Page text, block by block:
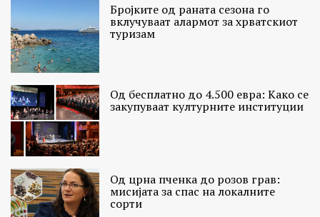
Бројките од раната сезона го
вклучуваат алармот за хрватскиот
туризам
Од бесплатно до 4.500 евра: Како се
закупуваат културните институции
Од црна пченка до розов грав:
мисијата за спас на локалните
сорти